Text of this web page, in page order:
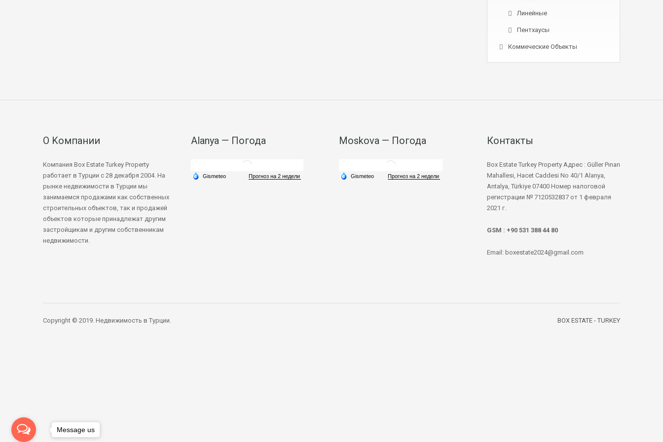
Линейные
Пентхаусы
Коммеческие Объекты
О Kомпании
Компания Box Estate Turkey Property
работает в Турции с 28 декабря 2004. На
рынке недвижимости в Турции мы
занимаемся продажами как собственных
строительных объектов, так и продажей
объектов которые принадлежат другим
застройщикам и другим собственникам
недвижимости.
Alanya — Погода Moskova — Погода Контакты
Box Estate Turkey Property Адрес : Güller Pınarı
Mahallesi, Hacet Caddesi No 40/1 Alanya,
Antalya, Türkiye 07400 Номер налоговой
регистрации № 7120532837 от 1 февраля
2021 г.
GSM : +90 531 388 44 80
Email: boxestate2024@gmail.com
Copyright © 2019. Недвижимость в Турции. BOX ESTATE - TURKEY
Message us